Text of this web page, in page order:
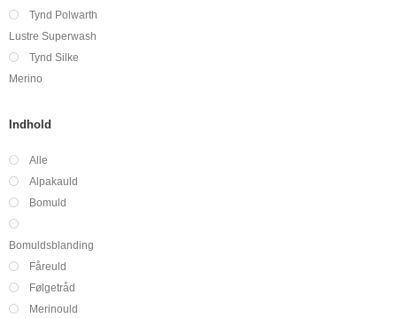
Tynd Polwarth
Lustre Superwash
Tynd Silke
Merino
Indhold
Alle
Alpakauld
Bomuld
Bomuldsblanding
Fåreuld
Følgetråd
Merinould